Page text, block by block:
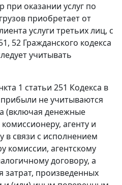
при оказании услуг по
приобретает от
услуги третьих лиц, с
52 Гражданского кодекса
учитывать
1 статьи 251 Кодекса в
не учитываются
(включая денежные
агенту и
связи с исполнением
комиссии, агентскому
договору, а
затрат, произведенных